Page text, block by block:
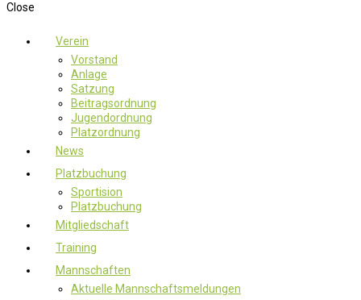
Close
Verein
Vorstand
Anlage
Satzung
Beitragsordnung
Jugendordnung
Platzordnung
News
Platzbuchung
Sportision
Platzbuchung
Mitgliedschaft
Training
Mannschaften
Aktuelle Mannschaftsmeldungen